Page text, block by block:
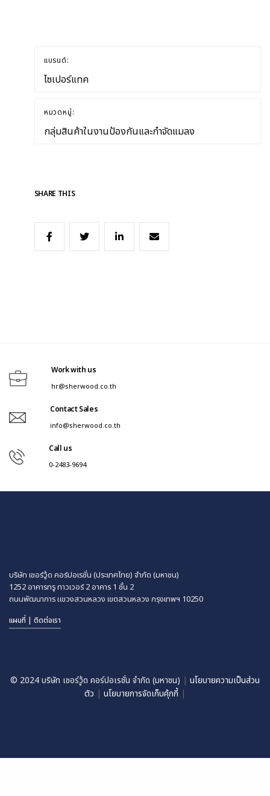
แบรนด์:
ไซเปอร์แทค
หมวดหมู่:
กลุ่มสินค้าในงานป้องกันและกำจัดแมลง
SHARE THIS
Work with us
hr@sherwood.co.th
Contact Sales
info@sherwood.co.th
Call us
0-2483-9694
บริษัท เชอร์วู้ด คอร์ปอเรชั่น (ประเทศไทย) จำกัด (มหาชน)
1252 อาคารทรู ทาวเวอร์ 2 อาคาร 1 ชั้น 2
ถนนพัฒนาการ แขวงสวนหลวงเขตสวนหลวง กรุงเทพฯ 10250
แผนที่ | ติดต่อเรา
© 2024 บริษัท เชอร์วู้ด คอร์ปอเรชั่น จำกัด (มหาชน) |นโยบายความเป็นส่วน
ตัว | นโยบายการจัดเก็บคุ้กกี้ |